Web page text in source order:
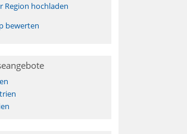
Region hochladen
bewerten